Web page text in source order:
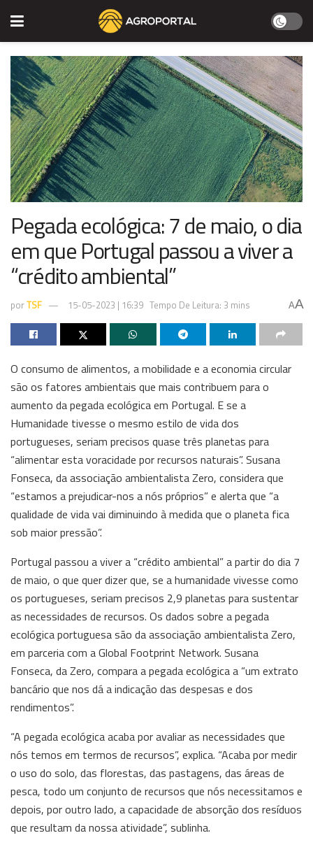
Pegada ecológica: 7 de maio, o dia
em que Portugal passou a viver a
“crédito ambiental”
porTSF 15-05-2023 | 16:39 Tempo De Leitura: 3 mins AA
O consumo de alimentos, a mobilidade e a economia circular
são os fatores ambientais que mais contribuem para o
aumento da pegada ecológica em Portugal. E se a
Humanidade tivesse o mesmo estilo de vida dos
portugueses, seriam precisos quase três planetas para
“alimentar esta voracidade por recursos naturais”. Susana
Fonseca, da associação ambientalista Zero, considera que
“estamos a prejudicar-nos a nós próprios” e alerta que “a
qualidade de vida vai diminuindo à medida que o planeta fica
sob maior pressão”.
Portugal passou a viver a “crédito ambiental” a partir do dia 7
de maio, o que quer dizer que, se a humanidade vivesse como
os portugueses, seriam precisos 2,9 planetas para sustentar
as necessidades de recursos. Os dados sobre a pegada
ecológica portuguesa são da associação ambientalista Zero,
em parceria com a Global Footprint Network. Susana
Fonseca, da Zero, compara a pegada ecológica a “um extrato
bancário que nos dá a indicação das despesas e dos
rendimentos”.
“A pegada ecológica acaba por avaliar as necessidades que
nós temos em termos de recursos”, explica. “Acaba por medir
o uso do solo, das florestas, das pastagens, das áreas de
pesca, todo um conjunto de recursos que nós necessitamos e
depois, por outro lado, a capacidade de absorção dos resíduos
que resultam da nossa atividade”, sublinha.